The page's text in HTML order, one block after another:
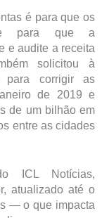
é para que os
e para que a
e audite a receita
solicitou à
para corrigir as
de 2019 e
de um bilhão em
entre as cidades
ICL Notícias,
atualizado até o
— o que impacta